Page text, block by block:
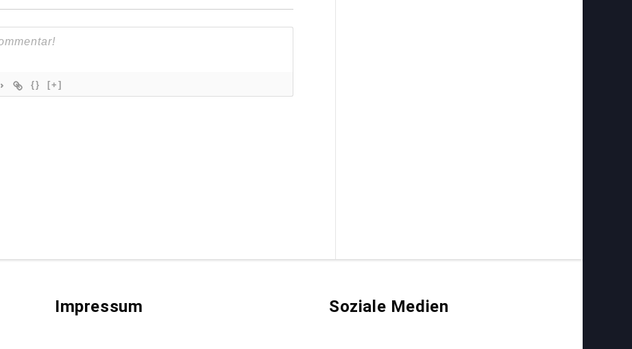
{} [+]
Impressum Soziale Medien